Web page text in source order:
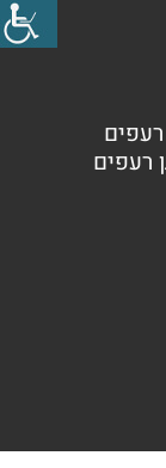
רעפים
רעפים